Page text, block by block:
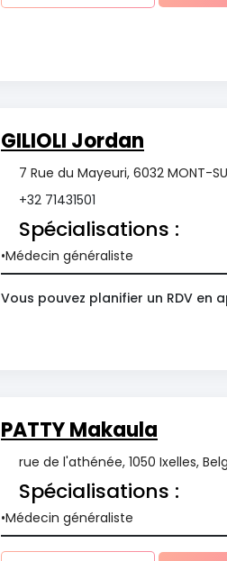
GILIOLI Jordan
7 Rue du Mayeuri, 6032 MONT-
+32 71431501
Spécialisations :
Médecin généraliste
Vous pouvez planifier un RDV en
PATTY Makaula
rue de l'athénée, 1050 Ixelles,
Spécialisations :
Médecin généraliste